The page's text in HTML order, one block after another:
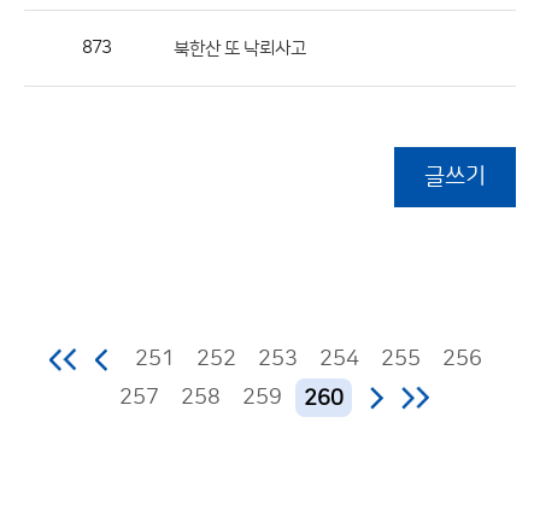
873 북한산 또 낙뢰사고
글쓰기
251 252 253 254 255
256
257
258 259 260